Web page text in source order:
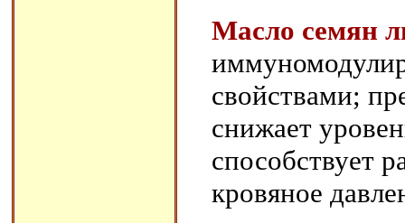
Масло семян
свойствами;
снижает
способствует
кровяное